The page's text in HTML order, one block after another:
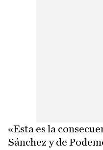
«Esta es la
Sánchez y de